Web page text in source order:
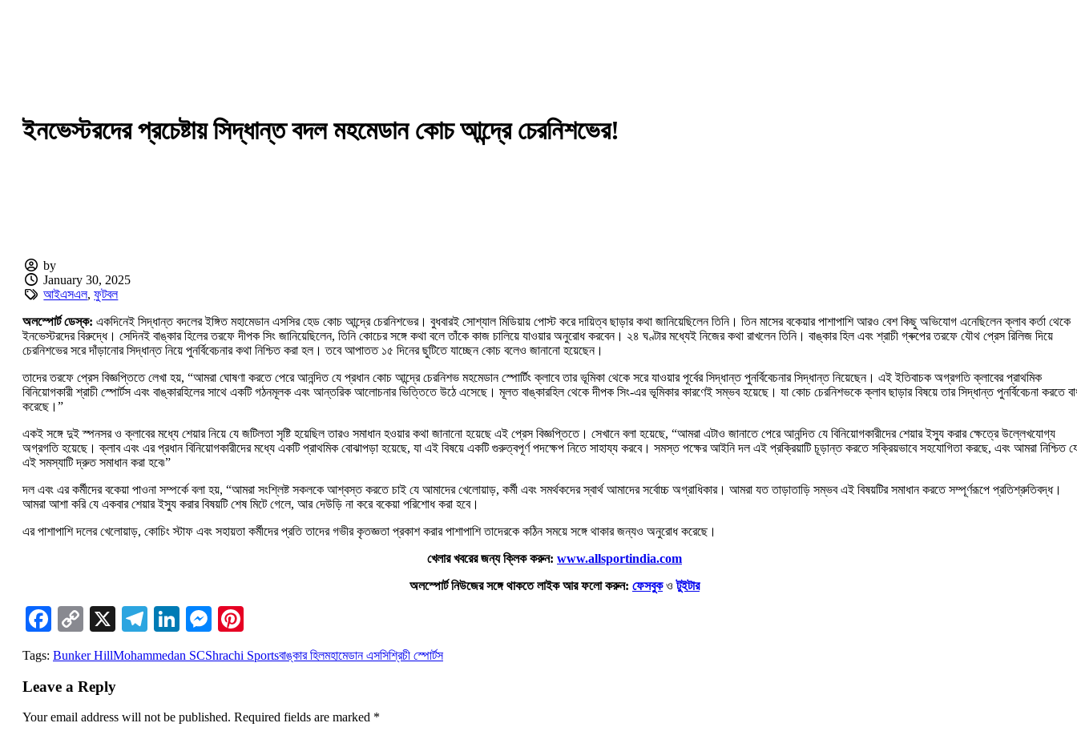
ইনভেস্টরদের প্রচেষ্টায় সিদ্ধান্ত বদল মহমেডান কোচ আন্দ্রে চেরনিশভের!
by
January 30, 2025
আইএসএল,ফুটবল
অলস্পোর্ট ডেস্ক: একদিনেই সিদ্ধান্ত বদলের ইঙ্গিত মহামেডান এসসির হেড কোচ আন্দ্রে চেরনিশভের। বুধবারই সোশ্যাল মিডিয়ায় পোস্ট করে দায়িত্ব ছাড়ার কথা জানিয়েছিলেন তিনি। তিন মাসের বকেয়ার পাশাপাশি আরও বেশ কিছু অভিযোগ এনেছিলেন ক্লাব কর্তা থেকে
ইনভেস্টরদের বিরুদ্ধে। সেদিনই বাঙ্কার হিলের তরফে দীপক সিং জানিয়েছিলেন, তিনি কোচের সঙ্গে কথা বলে তাঁকে কাজ চালিয়ে যাওয়ার অনুরোধ করবেন। ২৪ ঘণ্টার মধ্যেই নিজের কথা রাখলেন তিনি। বাঙ্কার হিল এবং শ্রাচী গ্ৰুপের তরফে যৌথ প্রেস রিলিজ দিয়ে
চেরনিশভের সরে দাঁড়ানোর সিদ্ধান্ত নিয়ে পুনর্বিবেচনার কথা নিশ্চিত করা হল। তবে আপাতত ১৫ দিনের ছুটিতে যাচ্ছেন কোচ বলেও জানানো হয়েছেন।
তাদের তরফে প্রেস বিজ্ঞপ্তিতে লেখা হয়, “আমরা ঘোষণা করতে পেরে আনন্দিত যে প্রধান কোচ আন্দ্রে চেরনিশভ মহমেডান স্পোর্টিং ক্লাবে তার ভূমিকা থেকে সরে যাওয়ার পূর্বের সিদ্ধান্ত পুনর্বিবেচনার সিদ্ধান্ত নিয়েছেন। এই ইতিবাচক অগ্রগতি ক্লাবের প্রাথমিক
বিনিয়োগকারী শ্রাচী স্পোর্টস এবং বাঙ্কারহিলের সাথে একটি গঠনমূলক এবং আন্তরিক আলোচনার ভিত্তিতে উঠে এসেছে। মূলত বাঙ্কারহিল থেকে দীপক সিং-এর ভূমিকার কারণেই সম্ভব হয়েছে। যা কোচ চেরনিশভকে ক্লাব ছাড়ার বিষয়ে তার সিদ্ধান্ত পুনর্বিবেচনা করতে
করেছে।”
একই সঙ্গে দুই স্পনসর ও ক্লাবের মধ্যে শেয়ার নিয়ে যে জটিলতা সৃষ্টি হয়েছিল তারও সমাধান হওয়ার কথা জানানো হয়েছে এই প্রেস বিজ্ঞপ্তিতে। সেখানে বলা হয়েছে, “আমরা এটাও জানাতে পেরে আনন্দিত যে বিনিয়োগকারীদের শেয়ার ইস্যু করার ক্ষেত্রে উল্লেখযোগ্য
অগ্রগতি হয়েছে। ক্লাব এবং এর প্রধান বিনিয়োগকারীদের মধ্যে একটি প্রাথমিক বোঝাপড়া হয়েছে, যা এই বিষয়ে একটি গুরুত্বপূর্ণ পদক্ষেপ নিতে সাহায্য করবে। সমস্ত পক্ষের আইনি দল এই প্রক্রিয়াটি চূড়ান্ত করতে সক্রিয়ভাবে সহযোগিতা করছে, এবং আমরা নিশ্চিত
এই সমস্যাটি দ্রুত সমাধান করা হবে৷”
দল এবং এর কর্মীদের বকেয়া পাওনা সম্পর্কে বলা হয়, “আমরা সংশ্লিষ্ট সকলকে আশ্বস্ত করতে চাই যে আমাদের খেলোয়াড়, কর্মী এবং সমর্থকদের স্বার্থ আমাদের সর্বোচ্চ অগ্রাধিকার। আমরা যত তাড়াতাড়ি সম্ভব এই বিষয়টির সমাধান করতে সম্পূর্ণরূপে প্রতিশ্রুতিবদ্ধ।
আমরা আশা করি যে একবার শেয়ার ইস্যু করার বিষয়টি শেষ মিটে গেলে, আর দেউড়ি না করে বকেয়া পরিশোধ করা হবে।
এর পাশাপাশি দলের খেলোয়াড়, কোচিং স্টাফ এবং সহায়তা কর্মীদের প্রতি তাদের গভীর কৃতজ্ঞতা প্রকাশ করার পাশাপাশি তাদেরকে কঠিন সময়ে সঙ্গে থাকার জন্যও অনুরোধ করেছে।
খেলার খবরের জন্য ক্লিক করুন: www.allsportindia.com
অলস্পোর্ট নিউজের সঙ্গে থাকতে লাইক আর ফলো করুন: ফেসবুকওটুইটার
Facebook
Copy
Link
X Telegram
LinkedIn
Messenger
Tags: Bunker HillMohammedan SCShrachi Sportsবাঙ্কার হিলমহামেডান এসসিশ্রিচী স্পোর্টস
Leave a Reply
Your email address will not be published. Required fields are marked *